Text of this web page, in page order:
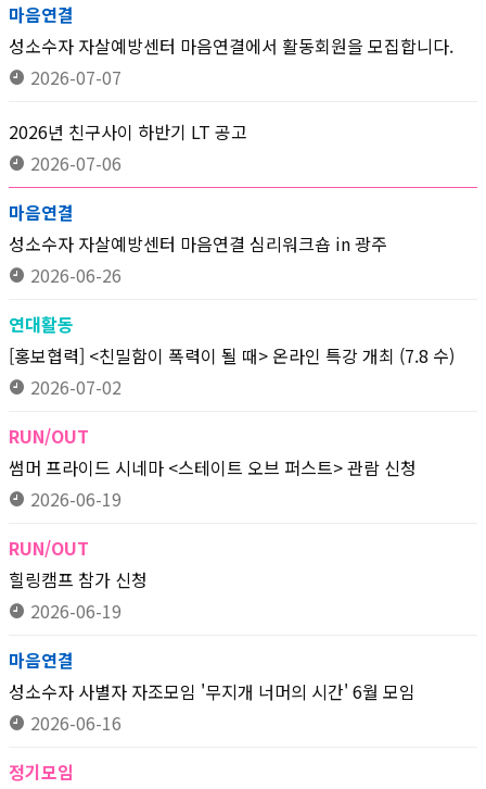
마음연결
성소수자 자살예방센터 마음연결에서 활동회원을 모집합니다.
2026-07-07
2026년 친구사이 하반기 LT 공고
2026-07-06
마음연결
성소수자 자살예방센터 마음연결 심리워크숍 in 광주
2026-06-26
연대활동
[홍보협력] <친밀함이 폭력이 될 때> 온라인 특강 개최 (7.8 수)
2026-07-02
RUN/OUT
썸머 프라이드 시네마 <스테이트 오브 퍼스트> 관람 신청
2026-06-19
RUN/OUT
힐링캠프 참가 신청
2026-06-19
마음연결
성소수자 사별자 자조모임 '무지개 너머의 시간' 6월 모임
2026-06-16
정기모임